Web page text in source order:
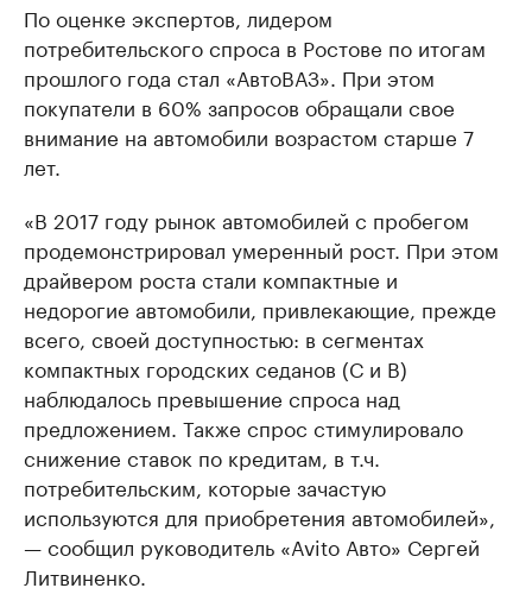
По оценке экспертов, лидером
потребительского спроса в Ростове по итогам
прошлого года стал «АвтоВАЗ». При этом
покупатели в 60% запросов обращали свое
внимание на автомобили возрастом старше 7
лет.
«В 2017 году рынок автомобилей с пробегом
продемонстрировал умеренный рост. При этом
драйвером роста стали компактные и
недорогие автомобили, привлекающие, прежде
всего, своей доступностью: в сегментах
компактных городских седанов (С и B)
наблюдалось превышение спроса над
предложением. Также спрос стимулировало
снижение ставок по кредитам, в т.ч.
потребительским, которые зачастую
используются для приобретения автомобилей»,
— сообщил руководитель «Avito Авто» Сергей
Литвиненко.